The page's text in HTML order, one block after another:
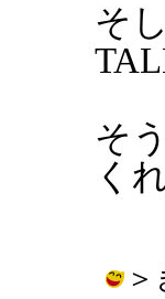
そ
そ
く
＞